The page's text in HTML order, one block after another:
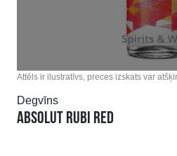
Attēls ir ilustratīvs, preces izskats var
Degvīns
ABSOLUT RUBI RED